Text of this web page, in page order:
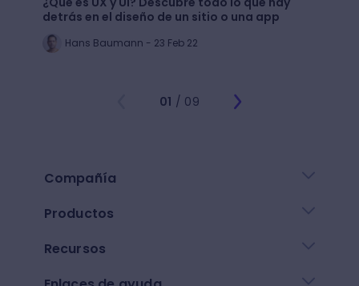
detrás en el diseño de un sitio o una app
Hans Baumann - 23 Feb 22
01 / 09
Compañía
Productos
Recursos